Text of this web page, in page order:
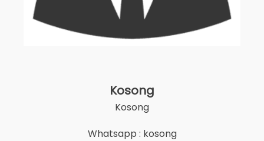
Kosong
Kosong
Whatsapp : kosong